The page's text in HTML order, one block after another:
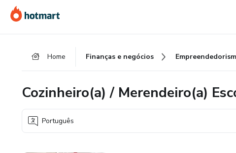
para
o
para
o
para
o
Home Finanças e negócios
Cozinheiro(a) / Merendeiro(a)
Português